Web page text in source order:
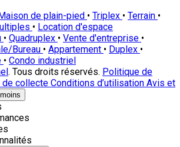
de plain-pied • Triplex • Terrain •
• Location d'espace
• Quadruplex • Vente d'entreprise •
Bureau • Appartement • Duplex •
• Condo industriel
. Tous droits réservés. Politique de
de collecte Conditions d’utilisation Avis et